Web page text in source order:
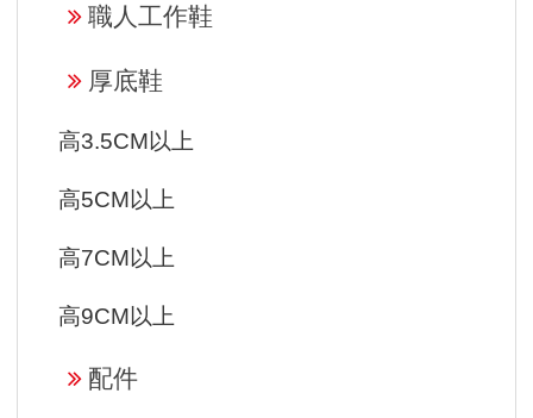
職人工作鞋
厚底鞋
高3.5CM以上
高5CM以上
高7CM以上
高9CM以上
配件